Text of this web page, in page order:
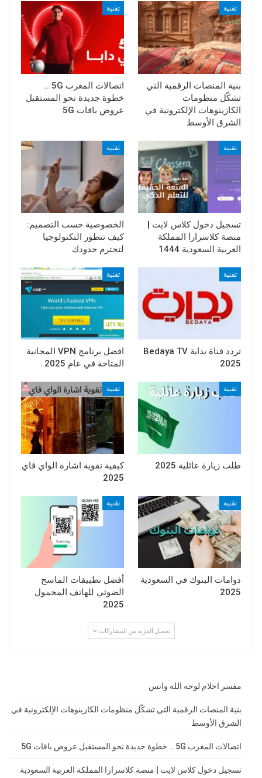
تقنية
بنية المنصات الرقمية التي
تشكّل منظومات
الكازينوهات الإلكترونية في
الشرق الأوسط
تقنية
اتصالات المغرب 5G ..
خطوة جديدة نحو المستقبل
عروض باقات 5G
تقنية
تسجيل دخول كلاس لايت |
منصة كلاسرارا المملكة
العربية السعودية 1444
تقنية
الخصوصية حسب التصميم:
كيف تتطور التكنولوجيا
لتحترم حدودك
تقنية
تردد قناة بداية Bedaya TV
2025
تقنية
افضل برنامج VPN المجانية
المتاحة في عام 2025
تقنية
طلب زيارة عائلية 2025
تقنية
كيفية تقوية اشارة الواي فاي
2025
تقنية
دوامات البنوك في السعودية
2025
تقنية
أفضل تطبيقات الماسح
الضوئي للهاتف المحمول
2025
تحميل المزيد من المشاركات
مفسر احلام لوجه الله واتس
بنية المنصات الرقمية التي تشكّل منظومات الكازينوهات الإلكترونية في
الشرق الأوسط
اتصالات المغرب 5G .. خطوة جديدة نحو المستقبل عروض باقات 5G
تسجيل دخول كلاس لايت | منصة كلاسرارا المملكة العربية السعودية